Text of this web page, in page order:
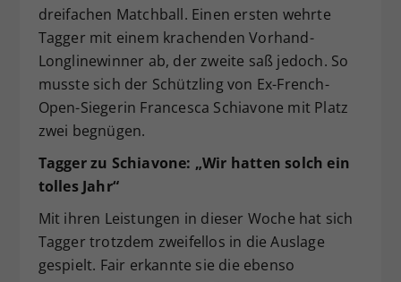
dreifachen Matchball. Einen ersten wehrte
Tagger mit einem krachenden Vorhand-
Longlinewinner ab, der zweite saß jedoch. So
musste sich der Schützling von Ex-French-
Open-Siegerin Francesca Schiavone mit Platz
zwei begnügen.
Tagger zu Schiavone: „Wir hatten solch ein
tolles Jahr“
Mit ihren Leistungen in dieser Woche hat sich
Tagger trotzdem zweifellos in die Auslage
gespielt. Fair erkannte sie die ebenso